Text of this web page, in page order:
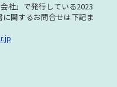
社」で発行している2023
に関するお問合せは下記ま